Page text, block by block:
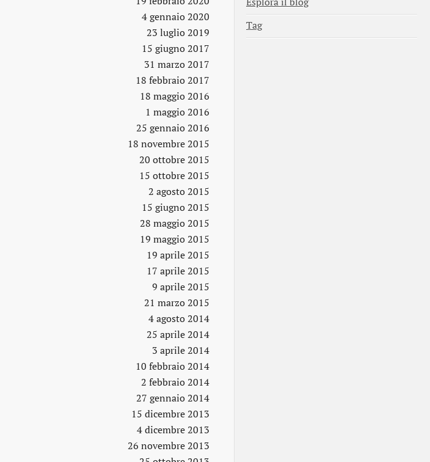
4 gennaio 2020
23 luglio 2019
15 giugno 2017
31 marzo 2017
18 febbraio 2017
18 maggio 2016
1 maggio 2016
25 gennaio 2016
18 novembre 2015
20 ottobre 2015
15 ottobre 2015
2 agosto 2015
15 giugno 2015
28 maggio 2015
19 maggio 2015
19 aprile 2015
17 aprile 2015
9 aprile 2015
21 marzo 2015
4 agosto 2014
25 aprile 2014
3 aprile 2014
10 febbraio 2014
2 febbraio 2014
27 gennaio 2014
15 dicembre 2013
4 dicembre 2013
26 novembre 2013
Tag